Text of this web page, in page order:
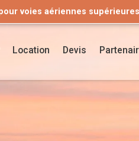
voies aériennes supérieures
Location Devis